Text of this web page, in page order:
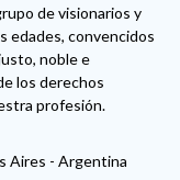
de visionarios y
edades, convencidos
noble e
los derechos
profesión.
Aires - Argentina